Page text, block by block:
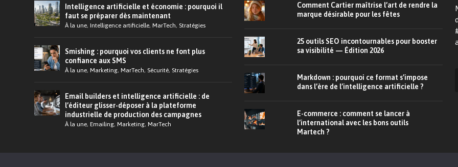
Intelligence artificielle et économie : pourquoi il
faut se préparer dès maintenant
À la une,Intelligence artificielle,MarTech, Stratégies
Smishing : pourquoi vos clients ne font plus
confiance aux SMS
À la une,Marketing,MarTech, Sécurité, Stratégies
Email builders et intelligence artificielle : de
l’éditeur glisser-déposer à la plateforme
industrielle de production des campagnes
À la une,Emailing,Marketing,MarTech
Comment Cartier maîtrise l’art de rendre la
marque désirable pour les fêtes
25 outils SEO incontournables pour booster
sa visibilité — Édition 2026
Markdown : pourquoi ce format s’impose
dans l’ère de l’intelligence artificielle ?
E-commerce : comment se lancer à
l’international avec les bons outils
Martech ?